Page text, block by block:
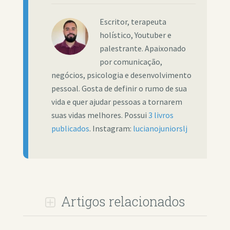
Escritor, terapeuta
holístico, Youtuber e
palestrante. Apaixonado
por comunicação,
negócios, psicologia e desenvolvimento
pessoal. Gosta de definir o rumo de sua
vida e quer ajudar pessoas a tornarem
suas vidas melhores. Possui 3 livros
publicados. Instagram: lucianojuniorslj
Artigos relacionados